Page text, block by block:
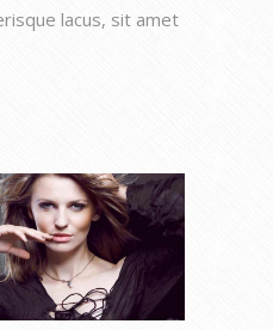
lacus, sit amet